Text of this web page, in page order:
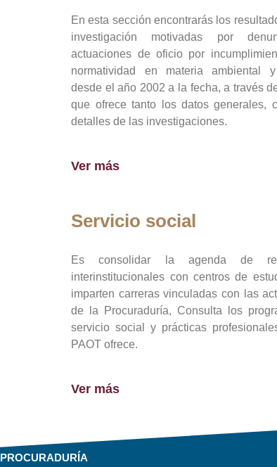
En esta sección encontrarás los
investigación motivadas por
actuaciones de oficio por
normatividad en materia ambiental
desde el año 2002 a la fecha, a través
que ofrece tanto los datos generales,
detalles de las investigaciones.
Ver más
Servicio social
Es consolidar la agenda de
interinstitucionales con centros de
imparten carreras vinculadas con las
de la Procuraduría, Consulta los
servicio social y prácticas
PAOT ofrece.
Ver más
PROCURADURÍA